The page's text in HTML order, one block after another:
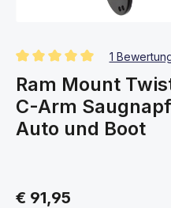
Durchschnittliche Bewertung
1
Ram Mount
C-Arm
Auto und Boot
€ 91,95